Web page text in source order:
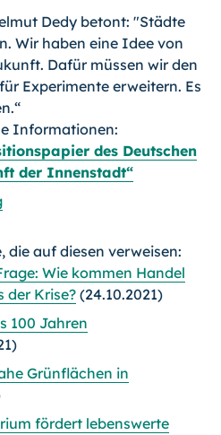
Dedy betont: "Städte
Wir haben eine Idee von
Dafür müssen wir den
Experimente erweitern. Es
Informationen:
des Deutschen
der Innenstadt“
die auf diesen verweisen:
Wie kommen Handel
der Krise?(24.10.2021)
100 Jahren
Grünflächen in
fördert lebenswerte